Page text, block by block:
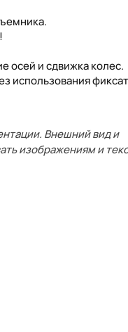
осей и сдвижка колес.
использования
Внешний вид и
изображениям и